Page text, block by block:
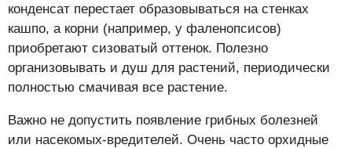
конденсат перестает образовываться на стенках
кашпо, а корни (например, у фаленопсисов)
приобретают сизоватый оттенок. Полезно
организовывать и душ для растений, периодически
полностью смачивая все растение.
Важно не допустить появление грибных болезней
или насекомых-вредителей. Очень часто орхидные